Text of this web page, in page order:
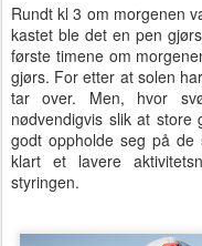
Rundt kl 3 om morgenen
kastet ble det en pen
første timene om
gjørs. For etter at solen
tar over. Men, hvor
nødvendigvis slik at
godt oppholde seg på de
klart et lavere
styringen.